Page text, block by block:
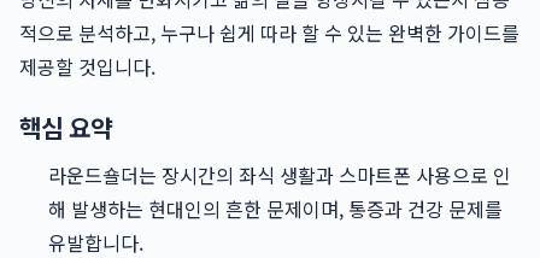
적으로 분석하고, 누구나 쉽게 따라 할 수 있는 완벽한 가이드를
제공할 것입니다.
핵심 요약
라운드숄더는 장시간의 좌식 생활과 스마트폰 사용으로 인
해 발생하는 현대인의 흔한 문제이며, 통증과 건강 문제를
유발합니다.